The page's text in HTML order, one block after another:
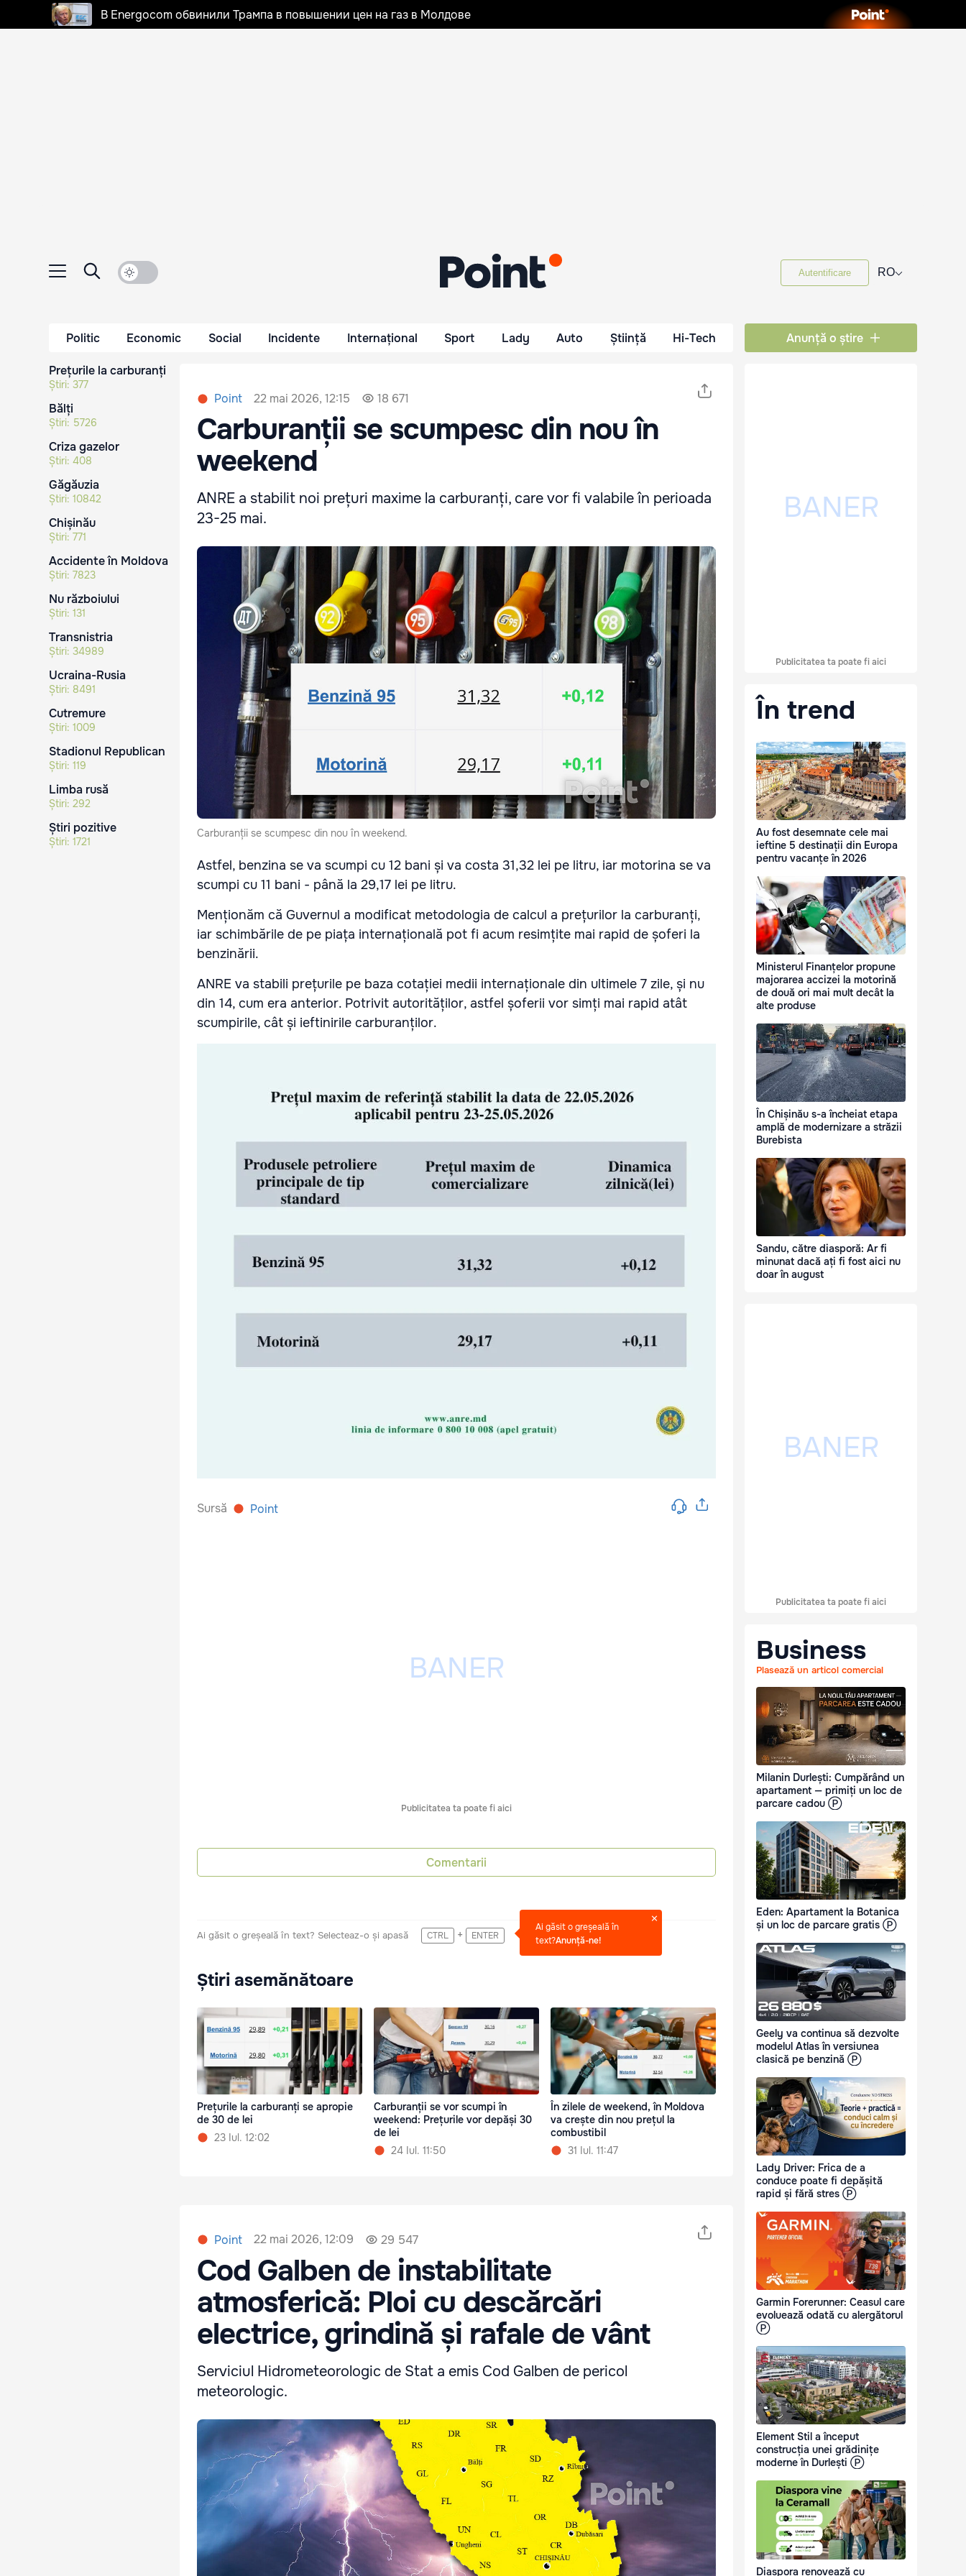
В Energocom обвинили Трампа в повышении цен на газ в Молдове
Autentificare RO⌵
Politic Economic Social Incidente Internațional Sport Lady Auto Știință Hi-Tech Anunță o știre
Prețurile la carburanți
Știri: 377
Bălți
Știri: 5726
Criza gazelor
Știri: 408
Găgăuzia
Știri: 10842
Chișinău
Știri: 771
Accidente în Moldova
Știri: 7823
Nu războiului
Știri: 131
Transnistria
Știri: 34989
Ucraina-Rusia
Știri: 8491
Cutremure
Știri: 1009
Stadionul Republican
Știri: 119
Limba rusă
Știri: 292
Știri pozitive
Știri: 1721
Point 22 mai 2026, 12:15 18 671
Carburanții se scumpesc din nou în
weekend
ANRE a stabilit noi prețuri maxime la carburanți, care vor fi valabile în perioada
23-25 mai.
Carburanții se scumpesc din nou în weekend.
Astfel, benzina se va scumpi cu 12 bani și va costa 31,32 lei pe litru, iar motorina se va
scumpi cu 11 bani - până la 29,17 lei pe litru.
Menționăm că Guvernul a modificat metodologia de calcul a prețurilor la carburanți,
iar schimbările de pe piața internațională pot fi acum resimțite mai rapid de șoferi la
benzinării.
ANRE va stabili prețurile pe baza cotației medii internaționale din ultimele 7 zile, și nu
din 14, cum era anterior. Potrivit autorităților, astfel șoferii vor simți mai rapid atât
scumpirile, cât și ieftinirile carburanților.
Sursă Point
Publicitatea ta poate fi aici
Comentarii
Ai găsit o greșeală în text? Selecteaz-o și apasă CTRL + ENTER
Ai găsit o greșeală în
text?Anunță-ne!
Știri asemănătoare
Prețurile la carburanți se apropie
de 30 de lei
23 Iul. 12:02
Carburanții se vor scumpi în
weekend: Prețurile vor depăși 30
de lei
24 Iul. 11:50
În zilele de weekend, în Moldova
va crește din nou prețul la
combustibil
31 Iul. 11:47
Point 22 mai 2026, 12:09 29 547
Cod Galben de instabilitate
atmosferică: Ploi cu descărcări
electrice, grindină și rafale de vânt
Serviciul Hidrometeorologic de Stat a emis Cod Galben de pericol
meteorologic.
Publicitatea ta poate fi aici
În trend
Au fost desemnate cele mai
ieftine 5 destinații din Europa
pentru vacanțe în 2026
Ministerul Finanțelor propune
majorarea accizei la motorină
de două ori mai mult decât la
alte produse
În Chișinău s-a încheiat etapa
amplă de modernizare a străzii
Burebista
Sandu, către diasporă: Ar fi
minunat dacă ați fi fost aici nu
doar în august
Publicitatea ta poate fi aici
Business
Plasează un articol comercial
Milanin Durlești: Cumpărând un
apartament — primiți un loc de
parcare cadou Ⓟ
Eden: Apartament la Botanica
și un loc de parcare gratis Ⓟ
Geely va continua să dezvolte
modelul Atlas în versiunea
clasică pe benzină Ⓟ
Lady Driver: Frica de a
conduce poate fi depășită
rapid și fără stres Ⓟ
Garmin Forerunner: Ceasul care
evoluează odată cu alergătorul
Ⓟ
Element Stil a început
construcția unei grădinițe
moderne în Durlești Ⓟ
Diaspora renovează cu